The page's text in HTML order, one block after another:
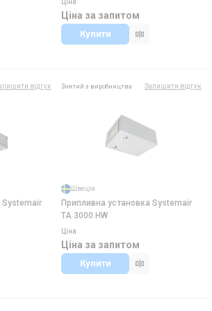
Ціна
Ціна за запитом
Купити
відгук
Systemair
Знятий з виробництва Залишити відгук
Швеція
Припливна установка Systemair
TA 3000 HW
Ціна
Ціна за запитом
Купити